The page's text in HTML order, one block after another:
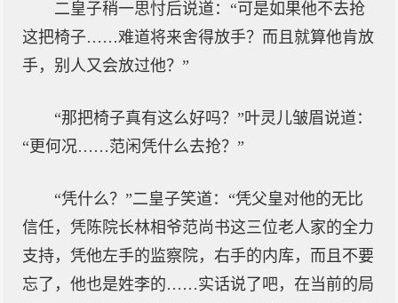
二皇子稍一思忖后说道：“可是如果他不去抢
这把椅子……难道将来舍得放手？而且就算他肯放
手，别人又会放过他？”
“那把椅子真有这么好吗？”叶灵儿皱眉说道：
“更何况……范闲凭什么去抢？”
“凭什么？”二皇子笑道：“凭父皇对他的无比
信任，凭陈院长林相爷范尚书这三位老人家的全力
支持，凭他左手的监察院，右手的内库，而且不要
忘了，他也是姓李的……实话说了吧，在当前的局